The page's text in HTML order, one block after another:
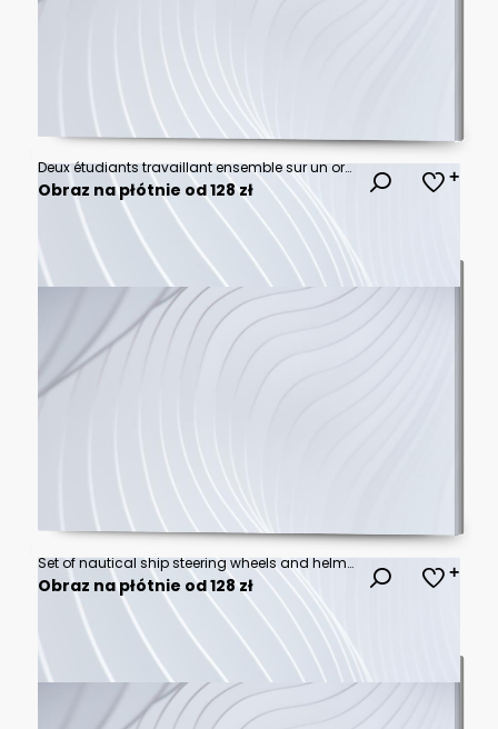
Deux étudiants travaillant ensemble sur un ordinateur dans un espace universitaire
Obraz na płótnie od 128 zł
Set of nautical ship steering wheels and helm designs in various styles and configurations for maritime and boating equipment as black and white vector illustrations
Obraz na płótnie od 128 zł